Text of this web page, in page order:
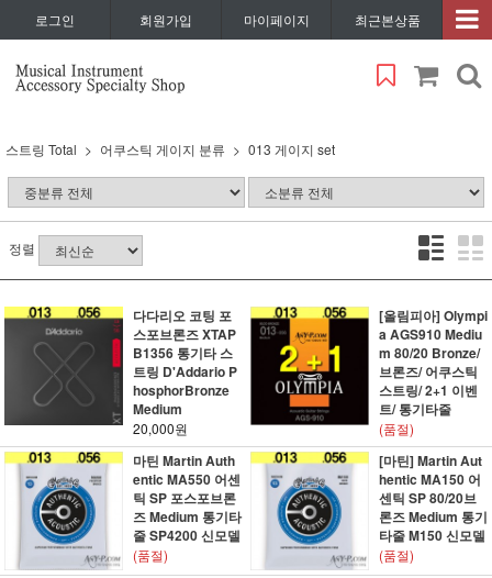
로그인 회원가입 마이페이지 최근본상품
스트링 Total 어쿠스틱 게이지 분류 013 게이지 set
정렬
다다리오 코팅 포
스포브론즈 XTAP
B1356 통기타 스
트링 D'Addario P
hosphorBronze
Medium
20,000원
[올림피아] Olympi
a AGS910 Mediu
m 80/20 Bronze/
브론즈/ 어쿠스틱
스트링/ 2+1 이벤
트/ 통기타줄
(품절)
마틴 Martin Auth
entic MA550 어센
틱 SP 포스포브론
즈 Medium 통기타
줄 SP4200 신모델
(품절)
[마틴] Martin Aut
hentic MA150 어
센틱 SP 80/20브
론즈 Medium 통기
타줄 M150 신모델
(품절)